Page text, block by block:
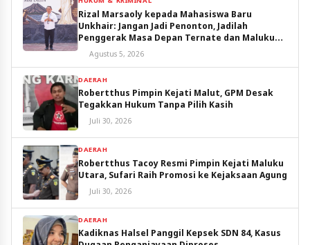
Rizal Marsaoly kepada Mahasiswa Baru
Unkhair: Jangan Jadi Penonton, Jadilah
Penggerak Masa Depan Ternate dan Maluku
Utara
Agustus 5, 2026
DAERAH
Robertthus Pimpin Kejati Malut, GPM Desak
Tegakkan Hukum Tanpa Pilih Kasih
Juli 30, 2026
DAERAH
Robertthus Tacoy Resmi Pimpin Kejati Maluku
Utara, Sufari Raih Promosi ke Kejaksaan Agung
Juli 30, 2026
DAERAH
Kadiknas Halsel Panggil Kepsek SDN 84, Kasus